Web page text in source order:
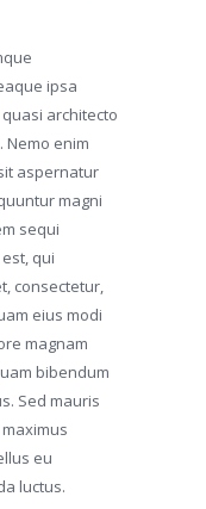
ipsa
architecto
Nemo enim
aspernatur
magni
sequi
qui
consectetur,
eius modi
magnam
bibendum
Sed mauris
eu
luctus.